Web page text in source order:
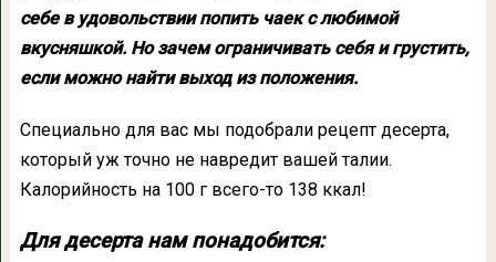
себе в удовольствии попить чаек с любимой
вкусняшкой. Но зачем ограничивать себя и грустить,
если можно найти выход из положения.
Специально для вас мы подобрали рецепт десерта,
который уж точно не навредит вашей талии.
Калорийность на 100 г всего-то 138 ккал!
Для десерта нам понадобится: